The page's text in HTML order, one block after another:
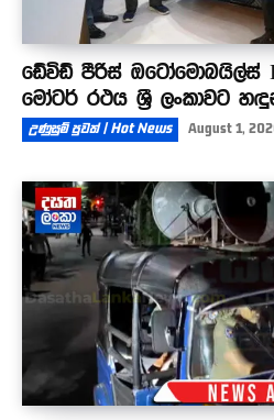
ඩේවිඩ් පීරිස් ඔටෝමොබයිල්ස්
මෝටර් රථය ශ්‍රී ලංකාවට
උණුසුම් පුවත් | Hot News August 1,